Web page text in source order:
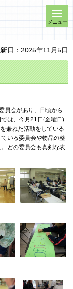
メニュー
日：2025年11月5日
員会があり、日頃から
は、今月21日(金曜日)
兼ねた活動をしている
いる委員会や物品の整
どの委員会も真剣な表